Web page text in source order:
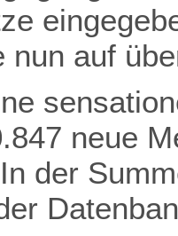
nun auf
neue
der